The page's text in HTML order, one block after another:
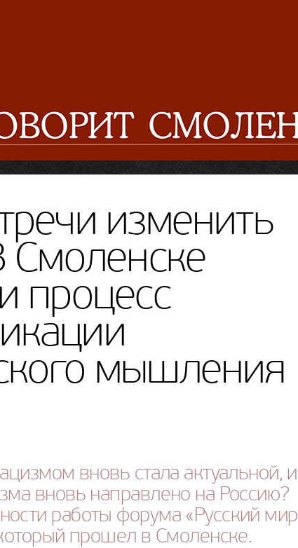
изменить
Смоленске
процесс
мышления
вновь стала актуальной, и
вновь направлено на Россию?
работы форума «Русский мир
прошел в Смоленске.